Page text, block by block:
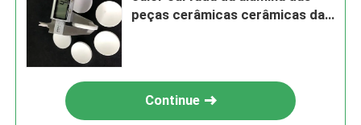
peças cerâmicas cerâmicas da
Continue